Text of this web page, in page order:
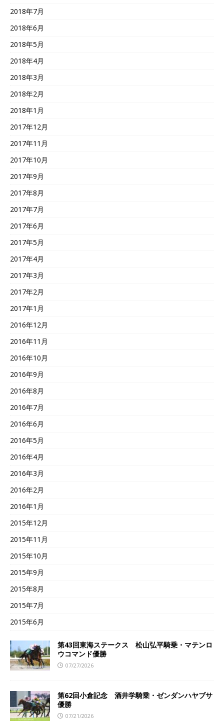
2018年7月
2018年6月
2018年5月
2018年4月
2018年3月
2018年2月
2018年1月
2017年12月
2017年11月
2017年10月
2017年9月
2017年8月
2017年7月
2017年6月
2017年5月
2017年4月
2017年3月
2017年2月
2017年1月
2016年12月
2016年11月
2016年10月
2016年9月
2016年8月
2016年7月
2016年6月
2016年5月
2016年4月
2016年3月
2016年2月
2016年1月
2015年12月
2015年11月
2015年10月
2015年9月
2015年8月
2015年7月
2015年6月
第43回東海ステークス 松山弘平騎乗・マテンロ
ウコマンド優勝
07/27/2026
第62回小倉記念 酒井学騎乗・ゼンダンハヤブサ
優勝
07/21/2026